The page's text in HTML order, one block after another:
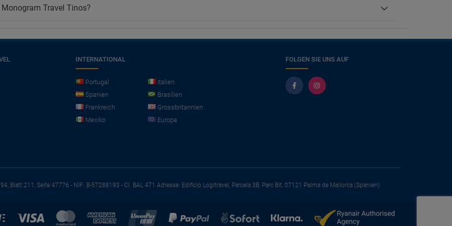
Travel Tinos?
INTERNATIONAL
Portugal
Italien
Spanien
Brasilien
Frankreich
Grossbritannien
Mexiko
Europa
FOLGEN SIE UNS AUF
Blatt 211, Seite 47776 - NIF: B-57288193 - CI. BAL 471 Adresse: Edificio Logitravel, Parcela 3B, Parc Bit, 07121 Palma de Mallorca (Spanien)